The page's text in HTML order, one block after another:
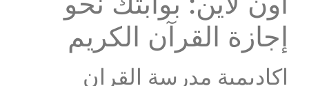
إجازة القرآن الكريم
اكاديمية مدرسة القران